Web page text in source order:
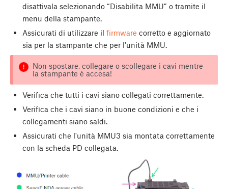
disattivala selezionando “Disabilita MMU” o tramite il
menu della stampante.
Assicurati di utilizzare il firmware corretto e aggiornato
sia per la stampante che per l'unità MMU.
Non spostare, collegare o scollegare i cavi mentre
la stampante è accesa!
Veriﬁca che tutti i cavi siano collegati correttamente.
Verifica che i cavi siano in buone condizioni e che i
collegamenti siano saldi.
Assicurati che l'unità MMU3 sia montata correttamente
con la scheda PD collegata.